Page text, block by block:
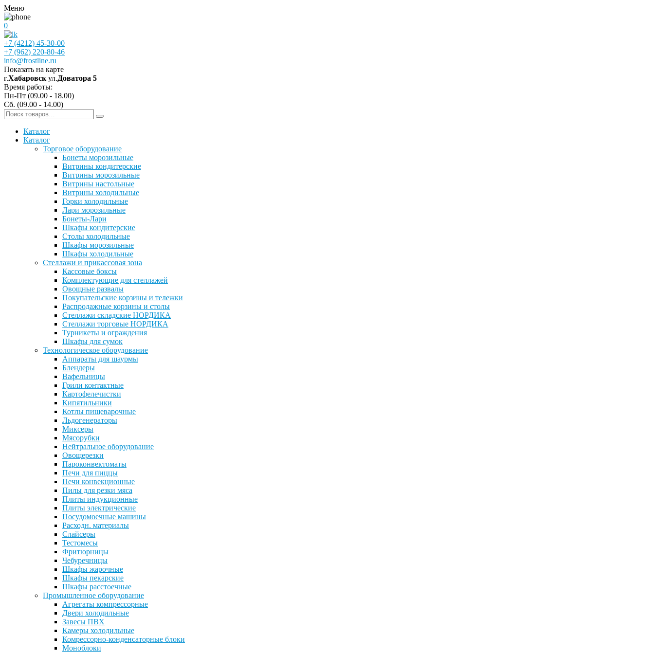
Меню
0
+7 (4212) 45-30-00
+7 (962) 220-80-46
info@frostline.ru
Показать на карте
г.Хабаровск ул.Доватора 5
Время работы:
Пн-Пт (09.00 - 18.00)
Сб. (09.00 - 14.00)
Каталог
Каталог
Торговое оборудование
Бонеты морозильные
Витрины кондитерские
Витрины морозильные
Витрины настольные
Витрины холодильные
Горки холодильные
Лари морозильные
Бонеты-Лари
Шкафы кондитерские
Столы холодильные
Шкафы морозильные
Шкафы холодильные
Стеллажи и прикассовая зона
Кассовые боксы
Комплектующие для стеллажей
Овощные развалы
Покупательские корзины и тележки
Распродажные корзины и столы
Стеллажи складские НОРДИКА
Стеллажи торговые НОРДИКА
Турникеты и ограждения
Шкафы для сумок
Технологическое оборудование
Аппараты для шаурмы
Блендеры
Вафельницы
Грили контактные
Картофелечистки
Кипятильники
Котлы пищеварочные
Льдогенераторы
Миксеры
Мясорубки
Нейтральное оборудование
Овощерезки
Пароконвектоматы
Печи для пиццы
Печи конвекционные
Пилы для резки мяса
Плиты индукционные
Плиты электрические
Посудомоечные машины
Расходн. материалы
Слайсеры
Тестомесы
Фритюрницы
Чебуречницы
Шкафы жарочные
Шкафы пекарские
Шкафы расстоечные
Промышленное оборудование
Агрегаты компрессорные
Двери холодильные
Завесы ПВХ
Камеры холодильные
Комрессорно-конденсаторные блоки
Моноблоки